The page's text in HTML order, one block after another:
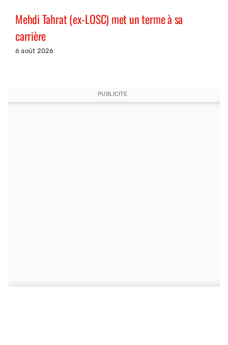
Mehdi Tahrat (ex-LOSC) met un terme à sa
carrière
6 août 2026
PUBLICITE